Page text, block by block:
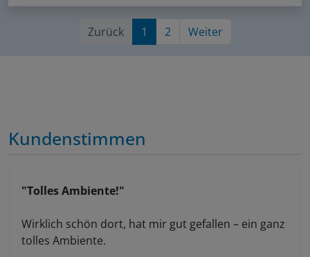
Zurück 1 2 Weiter
Kundenstimmen
"Tolles Ambiente!"
Wirklich schön dort, hat mir gut gefallen – ein ganz
tolles Ambiente.